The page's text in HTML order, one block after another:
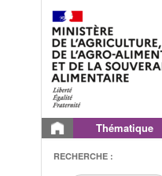
Thématique
RECHERCHE :